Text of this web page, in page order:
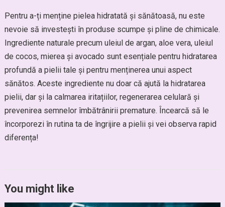
Pentru a-ți menține pielea hidratată și sănătoasă, nu este
nevoie să investești în produse scumpe și pline de chimicale.
Ingrediente naturale precum uleiul de argan, aloe vera, uleiul
de cocos, mierea și avocado sunt esențiale pentru hidratarea
profundă a pielii tale și pentru menținerea unui aspect
sănătos. Aceste ingrediente nu doar că ajută la hidratarea
pielii, dar și la calmarea iritațiilor, regenerarea celulară și
prevenirea semnelor îmbătrânirii premature. Încearcă să le
încorporezi în rutina ta de îngrijire a pielii și vei observa rapid
diferența!
You might like